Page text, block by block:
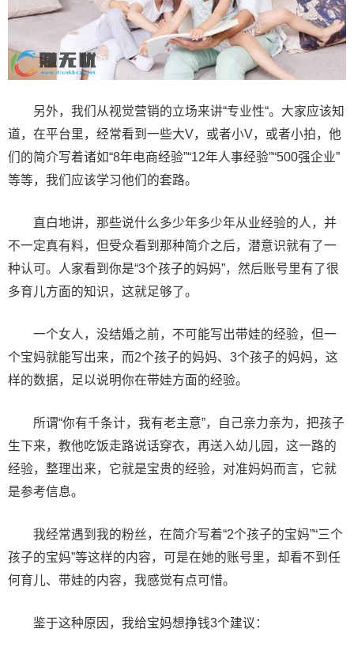
另外，我们从视觉营销的立场来讲“专业性“。大家应该知
道，在平台里，经常看到一些大V，或者小V，或者小拍，他
们的简介写着诸如“8年电商经验”“12年人事经验”“500强企业”
等等，我们应该学习他们的套路。
直白地讲，那些说什么多少年多少年从业经验的人，并
不一定真有料，但受众看到那种简介之后，潜意识就有了一
种认可。人家看到你是“3个孩子的妈妈”，然后账号里有了很
多育儿方面的知识，这就足够了。
一个女人，没结婚之前，不可能写出带娃的经验，但一
个宝妈就能写出来，而2个孩子的妈妈、3个孩子的妈妈，这
样的数据，足以说明你在带娃方面的经验。
所谓“你有千条计，我有老主意”，自己亲力亲为，把孩子
生下来，教他吃饭走路说话穿衣，再送入幼儿园，这一路的
经验，整理出来，它就是宝贵的经验，对准妈妈而言，它就
是参考信息。
我经常遇到我的粉丝，在简介写着“2个孩子的宝妈”“三个
孩子的宝妈”等这样的内容，可是在她的账号里，却看不到任
何育儿、带娃的内容，我感觉有点可惜。
鉴于这种原因，我给宝妈想挣钱3个建议：